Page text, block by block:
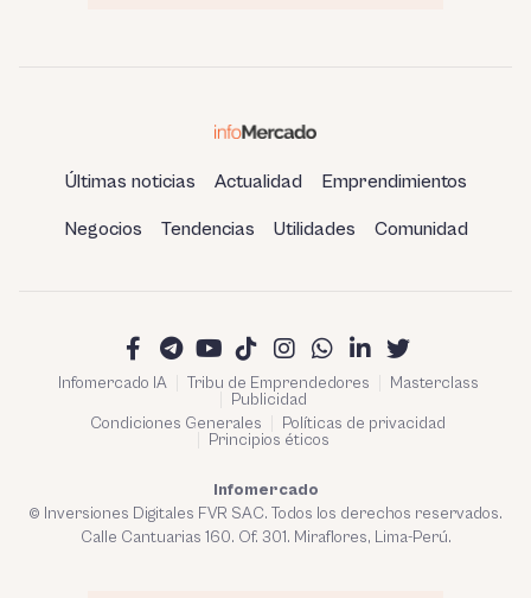
Últimas noticias Actualidad Emprendimientos
Negocios Tendencias Utilidades Comunidad
Infomercado IA Tribu de Emprendedores
Masterclass
Publicidad
Condiciones Generales
Políticas de privacidad
Principios éticos
Infomercado
© Inversiones Digitales FVR SAC. Todos los derechos reservados.
Calle Cantuarias 160. Of. 301. Miraflores, Lima-Perú.